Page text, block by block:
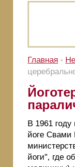
Главная •
В 1961 году
йоге Свами
йоги", где